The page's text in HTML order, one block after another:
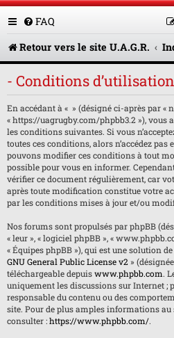
FAQ
Retour vers le site U.A.G.R.
- Conditions d’utilisation
En accédant à « » (désigné ci-après par «
« https://uagrugby.com/phpbb3.2 »), vous
les conditions suivantes. Si vous
toutes ces conditions, alors n’accédez pas
pouvons modifier ces conditions à tout
possible pour vous en informer.
vérifier ce document régulièrement, car
après toute modification constitue votre
par les conditions mises à jour et/ou
Nos forums sont propulsés par phpBB
« leur », « logiciel phpBB », «
« Équipes phpBB »), qui est une solution
GNU General Public License v2 »
téléchargeable depuiswww.phpbb.com.
uniquement les discussions sur Internet ;
responsable du contenu ou des
site. Pour de plus amples informations au
consulter :https://www.phpbb.com/.